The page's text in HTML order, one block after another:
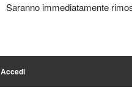
Saranno immediatamente
Accedi